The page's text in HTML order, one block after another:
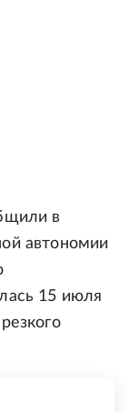
в
автономии
15 июля